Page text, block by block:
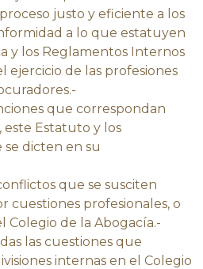
justo y eficiente a los
a lo que estatuyen
y los Reglamentos Internos
ejercicio de las profesiones
que correspondan
este Estatuto y los
dicten en su
que se susciten
cuestiones profesionales, o
Colegio de la Abogacía.-
las cuestiones que
internas en el Colegio